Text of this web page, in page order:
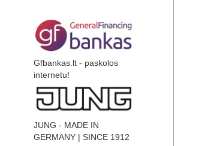
Tvirta ir lengva, sandari ir šilta!
Gfbankas.lt - paskolos
internetu!
JUNG - MADE IN
GERMANY | SINCE 1912